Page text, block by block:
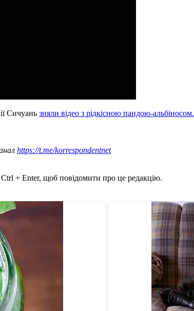
Сичуань зняли відео з рідкісною пандою-альбіносом.
https://t.me/korrespondentnet
Ctrl + Enter, щоб повідомити про це редакцію.